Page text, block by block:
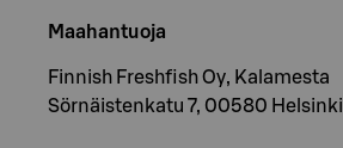
Maahantuoja
Finnish Freshfish Oy, Kalamesta
Sörnäistenkatu 7, 00580 Helsinki